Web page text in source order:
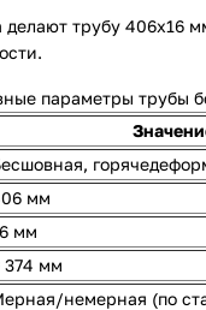
трубу 406х16
параметры трубы
мм
мм
374 мм
немерная (по